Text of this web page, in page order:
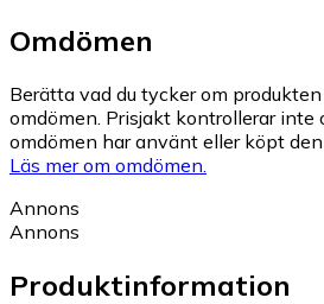
Omdömen
Berätta vad du tycker om
omdömen. Prisjakt kontrollerar inte
omdömen har använt eller köpt
Läs mer om omdömen.
Annons
Annons
Produktinformation